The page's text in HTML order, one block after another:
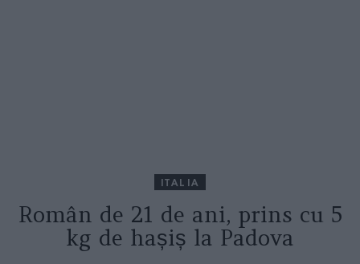
ITALIA
Român de 21 de ani, prins cu 5
kg de hașiș la Padova